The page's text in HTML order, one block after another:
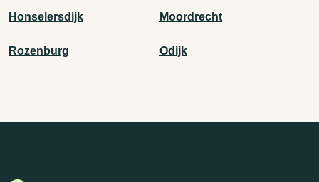
Honselersdijk Moordrecht
Rozenburg Odijk